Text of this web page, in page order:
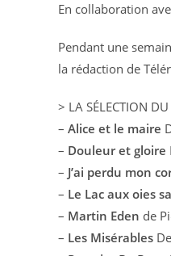
En collaboration
Pendant une
la rédaction de
> LA SÉLECTION
– Alice et le maire
– Douleur et gloire
– J’ai perdu mon
– Le Lac aux oies
– Martin Eden de
– Les Misérables